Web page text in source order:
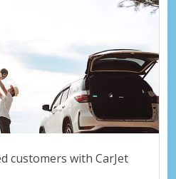
customers with CarJet